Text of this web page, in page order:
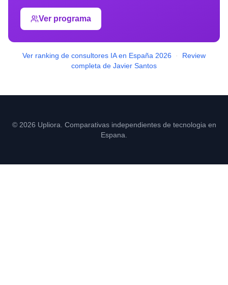
Ver programa
Ver ranking de consultores IA en España 2026 ·
Review
completa de Javier Santos
© 2026 Upliora. Comparativas independientes de tecnologia en
Espana.